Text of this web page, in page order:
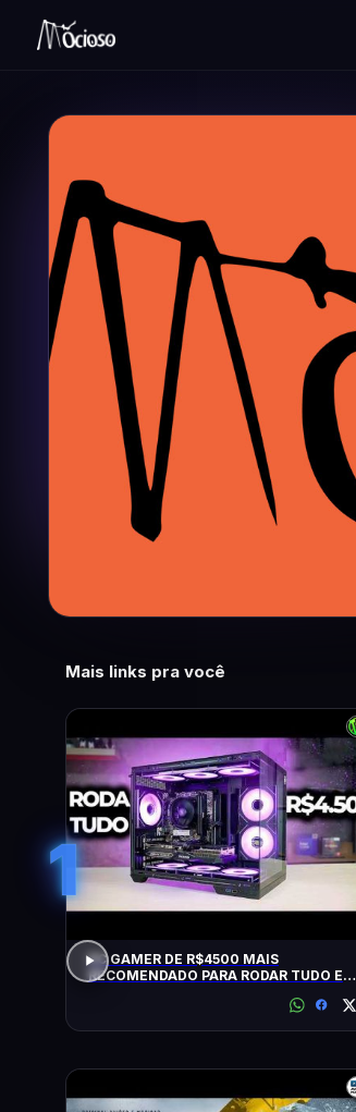
Mais links pra você
1
PC GAMER DE R$4500 MAIS
RECOMENDADO PARA RODAR TUDO EM